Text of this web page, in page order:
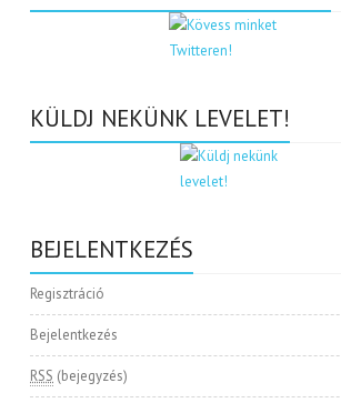
KÜLDJ NEKÜNK LEVELET!
BEJELENTKEZÉS
Regisztráció
Bejelentkezés
RSS (bejegyzés)